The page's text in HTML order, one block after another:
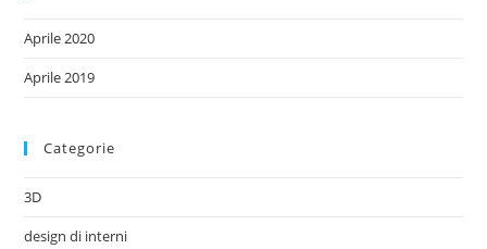
Aprile 2020
Aprile 2019
Categorie
3D
design di interni